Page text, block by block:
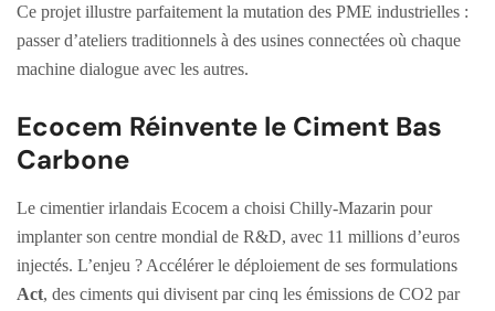
Ce projet illustre parfaitement la mutation des PME industrielles :
passer d’ateliers traditionnels à des usines connectées où chaque
machine dialogue avec les autres.
Ecocem Réinvente le Ciment Bas
Carbone
Le cimentier irlandais Ecocem a choisi Chilly-Mazarin pour
implanter son centre mondial de R&D, avec 11 millions d’euros
injectés. L’enjeu ? Accélérer le déploiement de ses formulations
Act, des ciments qui divisent par cinq les émissions de CO2 par